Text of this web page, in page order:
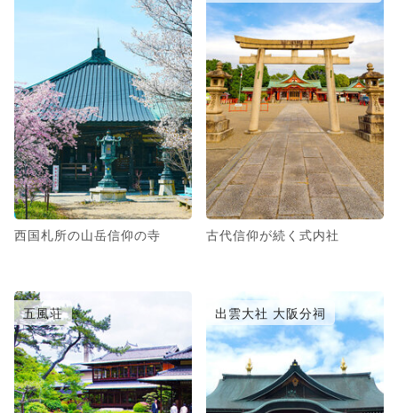
西国札所の山岳信仰の寺 古代信仰が続く式内社
五風荘 出雲大社 大阪分祠